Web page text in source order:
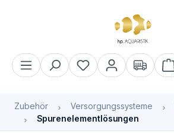
Zubehör Versorgungssysteme
Spurenelementlösungen